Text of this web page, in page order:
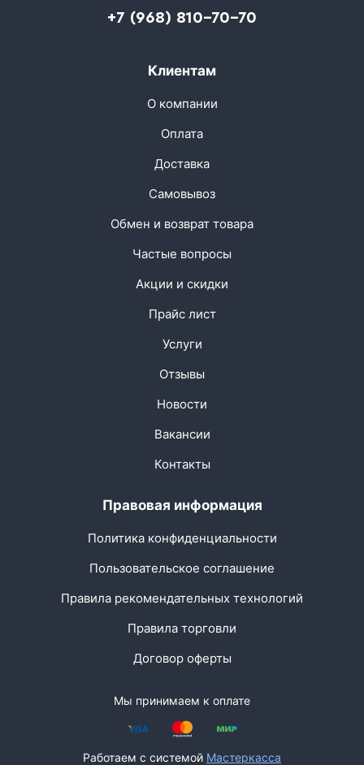
+7 (968) 810-70-70
Клиентам
О компании
Оплата
Доставка
Самовывоз
Обмен и возврат товара
Частые вопросы
Акции и скидки
Прайс лист
Услуги
Отзывы
Новости
Вакансии
Контакты
Правовая информация
Политика конфиденциальности
Пользовательское соглашение
Правила рекомендательных технологий
Правила торговли
Договор оферты
Мы принимаем к оплате
Работаем с системой Мастеркасса